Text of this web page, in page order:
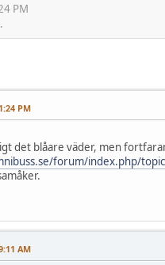
PM
PM
det blåare väder, men
forum/index.php/
AM